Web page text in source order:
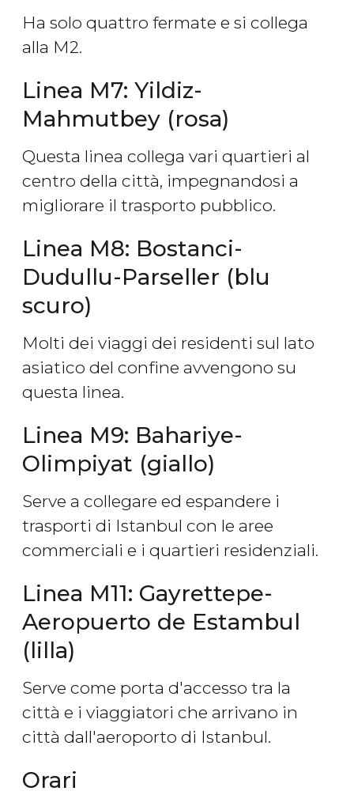
Ha solo quattro fermate e si collega
alla M2.
Linea M7: Yildiz-
Mahmutbey (rosa)
Questa linea collega vari quartieri al
centro della città, impegnandosi a
migliorare il trasporto pubblico.
Linea M8: Bostanci-
Dudullu-Parseller (blu
scuro)
Molti dei viaggi dei residenti sul lato
asiatico del confine avvengono su
questa linea.
Linea M9: Bahariye-
Olimpiyat (giallo)
Serve a collegare ed espandere i
trasporti di Istanbul con le aree
commerciali e i quartieri residenziali.
Linea M11: Gayrettepe-
Aeropuerto de Estambul
(lilla)
Serve come porta d'accesso tra la
città e i viaggiatori che arrivano in
città dall'aeroporto di Istanbul.
Orari